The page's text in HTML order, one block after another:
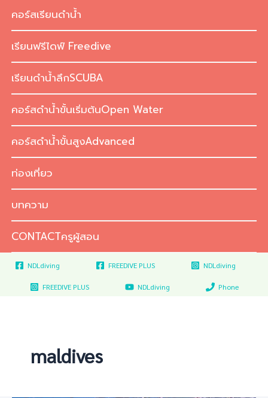
content
คอร์สเรียนดำน้ำ
เรียนฟรีไดฟ์ Freedive
เรียนดำน้ำลึกSCUBA
คอร์สดำน้ำขั้นเริ่มต้นOpen Water
คอร์สดำน้ำขั้นสูงAdvanced
ท่องเที่ยว
บทความ
CONTACTครูผู้สอน
NDLdiving FREEDIVE PLUS NDLdiving
FREEDIVE PLUS NDLdiving Phone
maldives